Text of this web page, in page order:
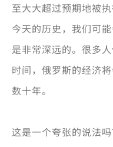
至大大超过预期地被
今天的历史，我们可
是非常深远的。很多
时间，俄罗斯的经济
数十年。
这是一个夸张的说法